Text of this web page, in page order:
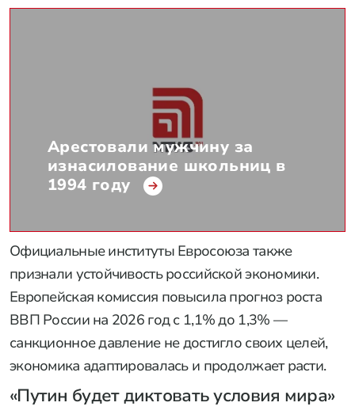
Арестовали мужчину за
изнасилование школьниц в
1994 году
Официальные институты Евросоюза также
признали устойчивость российской экономики.
Европейская комиссия повысила прогноз роста
ВВП России на 2026 год с 1,1% до 1,3% —
санкционное давление не достигло своих целей,
экономика адаптировалась и продолжает расти.
«Путин будет диктовать условия мира»